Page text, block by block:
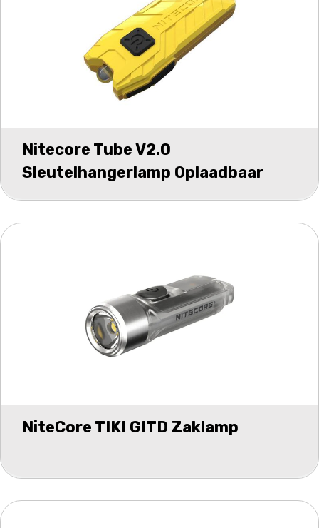
Nitecore Tube V2.0
Sleutelhangerlamp Oplaadbaar
NiteCore TIKI GITD Zaklamp